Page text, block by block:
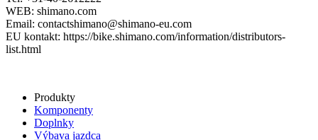
WEB: shimano.com
Email: contactshimano@shimano-eu.com
EU kontakt: https://bike.shimano.com/information/distributors-
list.html
Produkty
Komponenty
Doplnky
Výbava jazdca